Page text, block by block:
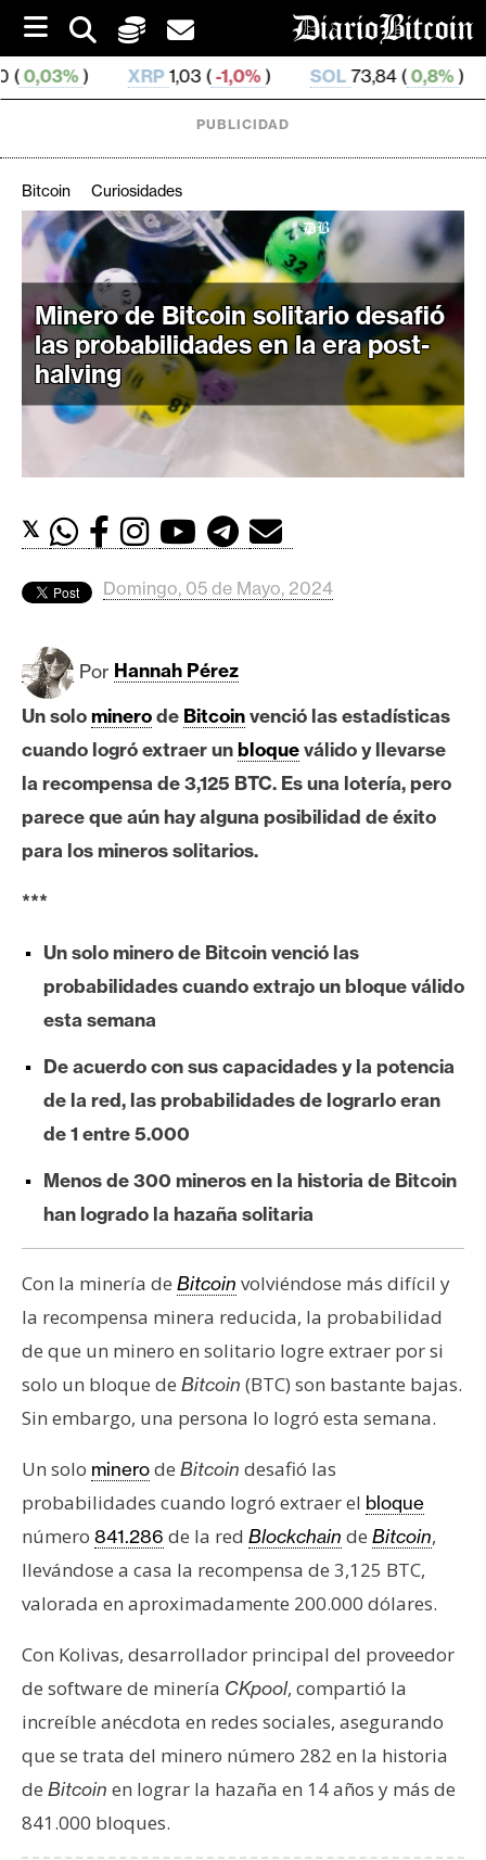
i
p
t
o
1,03 (-1,0%) SOL73,84 ( 0,8%) TRX 0,327
C
i
p
t
o
M
d
s
B
t
c
o
i
h
e
r
u
m
I
A
A
l
i
s
s
N
o
t
s
d
P
r
e
n
PUBLICIDAD
Bitcoin Curiosidades
Minero de Bitcoin solitario desafió
las probabilidades en la era post-
halving
𝕏
Domingo, 05 de Mayo, 2024
Por Hannah Pérez
Un solominerode Bitcoinvenció las estadísticas
cuando logró extraer unbloqueválido y llevarse
la recompensa de 3,125 BTC. Es una lotería, pero
parece que aún hay alguna posibilidad de éxito
para los mineros solitarios.
***
Un solo minero de Bitcoin venció las
probabilidades cuando extrajo un bloque válido
esta semana
De acuerdo con sus capacidades y la potencia
de la red, las probabilidades de lograrlo eran
de1 entre 5.000
Menos de 300 mineros en la historia de Bitcoin
han logrado la hazaña solitaria
Con la minería de Bitcoin volviéndose más difícil y
la recompensa minera reducida, la probabilidad
de que un minero en solitario logre extraer por si
solo un bloque de Bitcoin (BTC) son bastante bajas.
Sin embargo, una persona lo logró esta semana.
Un solo minerode Bitcoin desafió las
probabilidades cuando logró extraer el bloque
número 841.286 de la red Blockchain de Bitcoin,
llevándose a casa la recompensa de 3,125 BTC,
valorada en aproximadamente 200.000 dólares.
Con Kolivas, desarrollador principal del proveedor
de software de minería CKpool, compartió la
increíble anécdota en redes sociales, asegurando
que se trata del minero número 282 en la historia
de Bitcoin en lograr la hazaña en 14 años y más de
841.000 bloques.